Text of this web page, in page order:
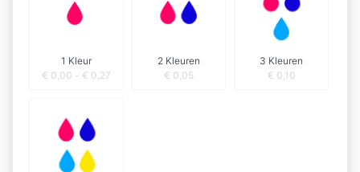
1 Kleur
€ 0,00 - € 0,27
2 Kleuren
€ 0,05
3 Kleuren
€ 0,10